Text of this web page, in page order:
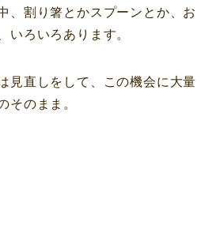
、割り箸とかスプーンとか、お
いろいろあります。
見直しをして、この機会に大量
そのまま。